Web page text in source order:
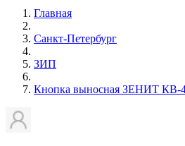
Главная
Санкт-Петербург
ЗИП
Кнопка выносная ЗЕНИТ КВ-